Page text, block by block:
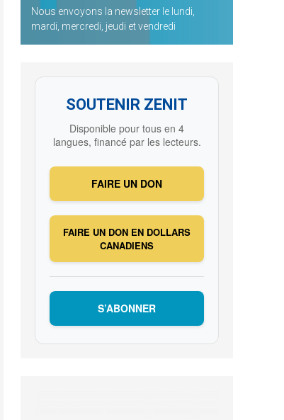
Nous envoyons la newsletter le lundi,
mardi, mercredi, jeudi et vendredi
SOUTENIR ZENIT
Disponible pour tous en 4
langues, financé par les lecteurs.
FAIRE UN DON
FAIRE UN DON EN DOLLARS
CANADIENS
S’ABONNER